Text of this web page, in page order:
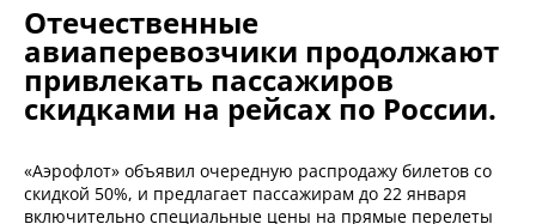
Отечественные
авиаперевозчики продолжают
привлекать пассажиров
скидками на рейсах по России.
«Аэрофлот» объявил очередную распродажу билетов со
скидкой 50%, и предлагает пассажирам до 22 января
включительно специальные цены на прямые перелеты